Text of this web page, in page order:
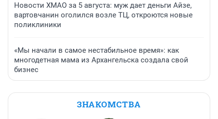
Новости ХМАО за 5 августа: муж дает деньги Айзе,
вартовчанин оголился возле ТЦ, откроются новые
поликлиники
«Мы начали в самое нестабильное время»: как
многодетная мама из Архангельска создала свой
бизнес
ЗНАКОМСТВА